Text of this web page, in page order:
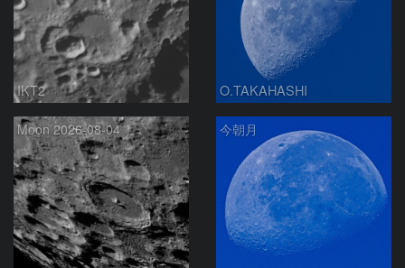
IKT2 O.TAKAHASHI
Moon 2026-08-04 今朝月